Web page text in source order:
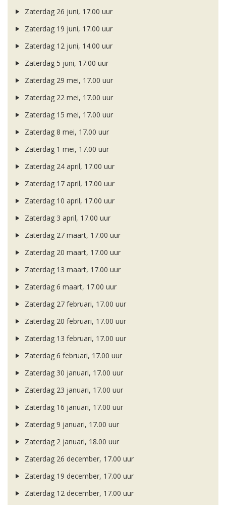
Zaterdag 26 juni, 17.00 uur
Zaterdag 19 juni, 17.00 uur
Zaterdag 12 juni, 14.00 uur
Zaterdag 5 juni, 17.00 uur
Zaterdag 29 mei, 17.00 uur
Zaterdag 22 mei, 17.00 uur
Zaterdag 15 mei, 17.00 uur
Zaterdag 8 mei, 17.00 uur
Zaterdag 1 mei, 17.00 uur
Zaterdag 24 april, 17.00 uur
Zaterdag 17 april, 17.00 uur
Zaterdag 10 april, 17.00 uur
Zaterdag 3 april, 17.00 uur
Zaterdag 27 maart, 17.00 uur
Zaterdag 20 maart, 17.00 uur
Zaterdag 13 maart, 17.00 uur
Zaterdag 6 maart, 17.00 uur
Zaterdag 27 februari, 17.00 uur
Zaterdag 20 februari, 17.00 uur
Zaterdag 13 februari, 17.00 uur
Zaterdag 6 februari, 17.00 uur
Zaterdag 30 januari, 17.00 uur
Zaterdag 23 januari, 17.00 uur
Zaterdag 16 januari, 17.00 uur
Zaterdag 9 januari, 17.00 uur
Zaterdag 2 januari, 18.00 uur
Zaterdag 26 december, 17.00 uur
Zaterdag 19 december, 17.00 uur
Zaterdag 12 december, 17.00 uur